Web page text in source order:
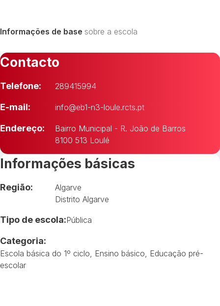
Informações de base sobre a escola
Contacto
Telefone: 289415994
E-mail: info@eb1-n3-loule.rcts.pt
Endereço:
Bairro Municipal - R. João de Barros
8100 513 Loulé
Informações básicas
Região:
Algarve
Distrito Algarve
Tipo de escola:Pública
Categoria:
Escola básica do 1º ciclo Ensino básico Educação pré-
escolar